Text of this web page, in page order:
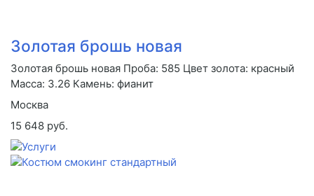
Золотая брошь новая
Золотая брошь новая Проба: 585 Цвет золота: красный
Масса: 3.26 Камень: фианит
Москва
15 648 руб.